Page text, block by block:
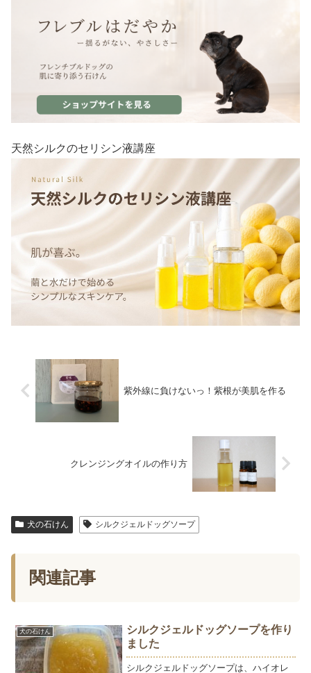
天然シルクのセリシン液講座
紫外線に負けないっ！紫根が美肌を作る
クレンジングオイルの作り方
犬の石けん シルクジェルドッグソープ
関連記事
犬の石けん
シルクジェルドッグソープを作り
ました
シルクジェルドッグソープは、ハイオレ